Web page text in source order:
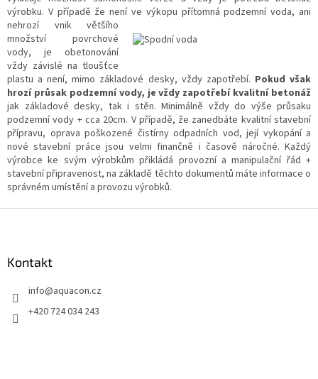
výrobku. V případě že není ve výkopu přítomná podzemnívoda, ani
nehrozí vnik většího
množství povrchové
vody, je obetonování
vždy závislé na tloušťce
plastu a není, mimo základové desky, vždy zapotřebí. Pokud však
hrozí průsak podzemní vody, je vždy zapotřebí kvalitní betonáž
jak základové desky, tak i stěn. Minimálně vždy do výše průsaku
podzemní vody + cca 20cm. V případě, že zanedbáte kvalitní stavební
přípravu, oprava poškozené čistírny odpadních vod, její vykopání a
nové stavební práce jsou velmi finančně i časově náročné. Každý
výrobce ke svým výrobkům přikládá provozní a manipulační řád +
stavební připravenost, na základě těchto dokumentů máte informace o
správném umístění a provozu výrobků.
Kontakt
info@aquacon.cz
+420 724 034 243